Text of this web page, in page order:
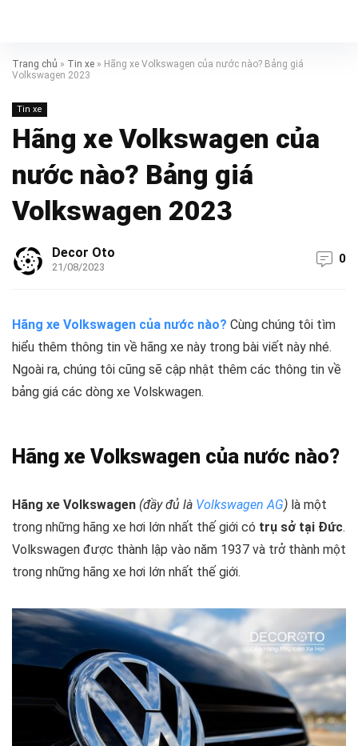
Trang chủ » Tin xe » Hãng xe Volkswagen của nước nào? Bảng giá
Volkswagen 2023
Tin xe
Hãng xe Volkswagen của
nước nào? Bảng giá
Volkswagen 2023
Decor Oto
21/08/2023
0
Hãng xe Volkswagen của nước nào? Cùng chúng tôi tìm
hiểu thêm thông tin về hãng xe này trong bài viết này nhé.
Ngoài ra, chúng tôi cũng sẽ cập nhật thêm các thông tin về
bảng giá các dòng xe Volskwagen.
Hãng xe Volkswagen của nước nào?
Hãng xe Volkswagen (đầy đủ là Volkswagen AG) là một
trong những hãng xe hơi lớn nhất thế giới có trụ sở tại Đức.
Volkswagen được thành lập vào năm 1937 và trở thành một
trong những hãng xe hơi lớn nhất thế giới.